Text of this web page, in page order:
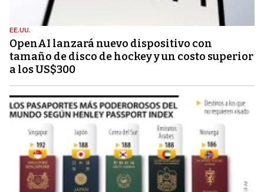
EE.UU.
OpenAI lanzará nuevo dispositivo con
tamaño de disco de hockey y un costo superior
a los US$300